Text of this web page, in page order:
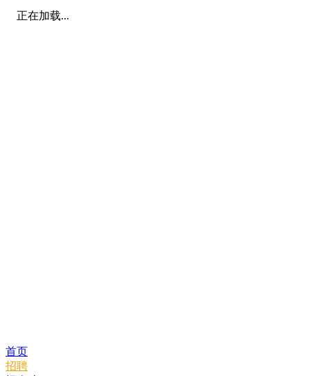
正在加载...
首页
招聘